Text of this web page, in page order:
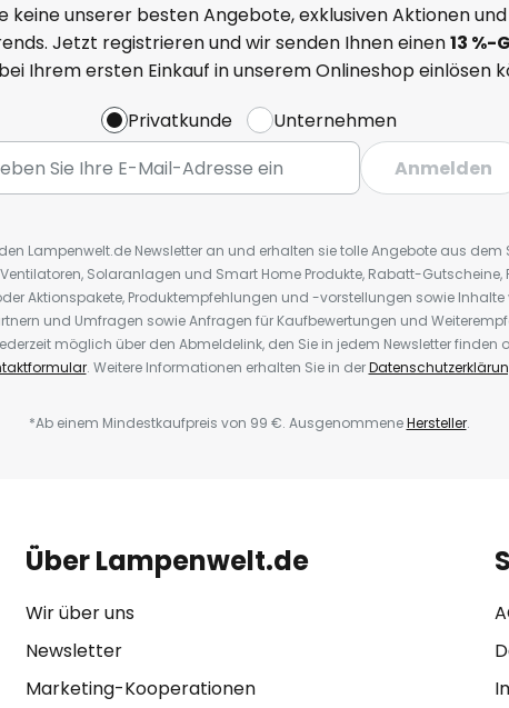
keine unserer besten Angebote, exklusiven Aktionen
Jetzt registrieren und wir senden Ihnen einen13 %-
Ihrem ersten Einkauf in unserem Onlineshop einlösen
Privatkunde
Unternehmen
Anmelden
Lampenwelt.de Newsletter an und erhalten sie tolle Angebote aus dem
Solaranlagen und Smart Home Produkte, Rabatt-Gutscheine,
Aktionspakete, Produktempfehlungen und -vorstellungen sowie
und Umfragen sowie Anfragen für Kaufbewertungen und
möglich über den Abmeldelink, den Sie in jedem Newsletter finden
. Weitere Informationen erhalten Sie in der
*Ab einem Mindestkaufpreis von 99 €. AusgenommeneHersteller.
Über Lampenwelt.de
Wir über uns
Newsletter
Marketing-Kooperationen